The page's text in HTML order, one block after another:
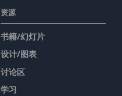
资源
书籍/幻灯片
设计/图表
讨论区
学习